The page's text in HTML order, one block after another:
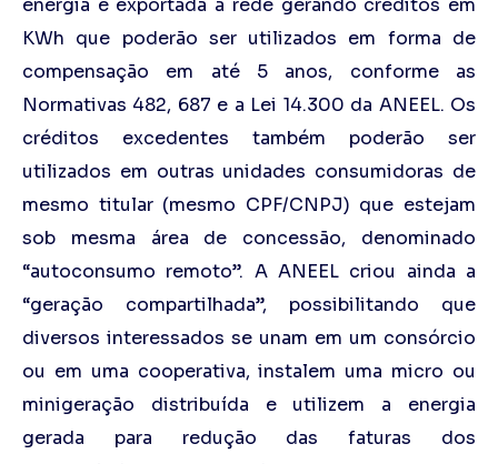
energia é exportada à rede gerando créditos em
KWh que poderão ser utilizados em forma de
compensação em até 5 anos, conforme as
Normativas 482, 687 e a Lei 14.300 da ANEEL. Os
créditos excedentes também poderão ser
utilizados em outras unidades consumidoras de
mesmo titular (mesmo CPF/CNPJ) que estejam
sob mesma área de concessão, denominado
“autoconsumo remoto”. A ANEEL criou ainda a
“geração compartilhada”, possibilitando que
diversos interessados se unam em um consórcio
ou em uma cooperativa, instalem uma micro ou
minigeração distribuída e utilizem a energia
gerada para redução das faturas dos